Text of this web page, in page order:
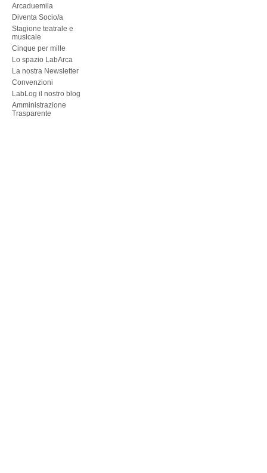
Arcaduemila
Diventa Socio/a
Stagione teatrale e
musicale
Cinque per mille
Lo spazio LabArca
La nostra Newsletter
Convenzioni
LabLog il nostro blog
Amministrazione
Trasparente